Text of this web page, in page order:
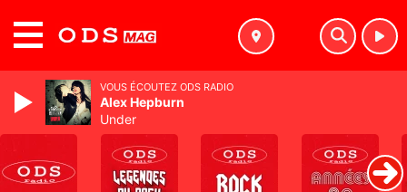
VOUS ÉCOUTEZ ODS RADIO
Alex Hepburn
Under